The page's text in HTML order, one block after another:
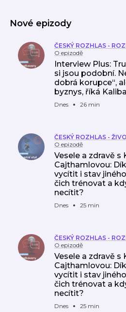
Nové epizody
ČESKÝ ROZHLAS -
O epizodě
Interview Plus:
si jsou podobní.
dobrá korupce“,
byznys, říká Kaliba
Dnes 26 min
ČESKÝ ROZHLAS -
O epizodě
Vesele a zdravě s
Cajthamlovou:
vycítit i stav
čich trénovat a
necítit?
Dnes 25 min
ČESKÝ ROZHLAS -
O epizodě
Vesele a zdravě s
Cajthamlovou:
vycítit i stav
čich trénovat a
necítit?
Dnes 25 min